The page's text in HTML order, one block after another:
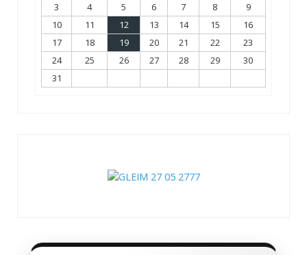
3
4 5 6 7 8
9
10
11 12 13 14 15
16
17
18 19 20 21 22
23
24
25 26 27 28 29
30
31